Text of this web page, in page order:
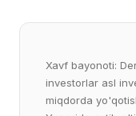
Xavf bayonoti:
investorlar asl
miqdorda